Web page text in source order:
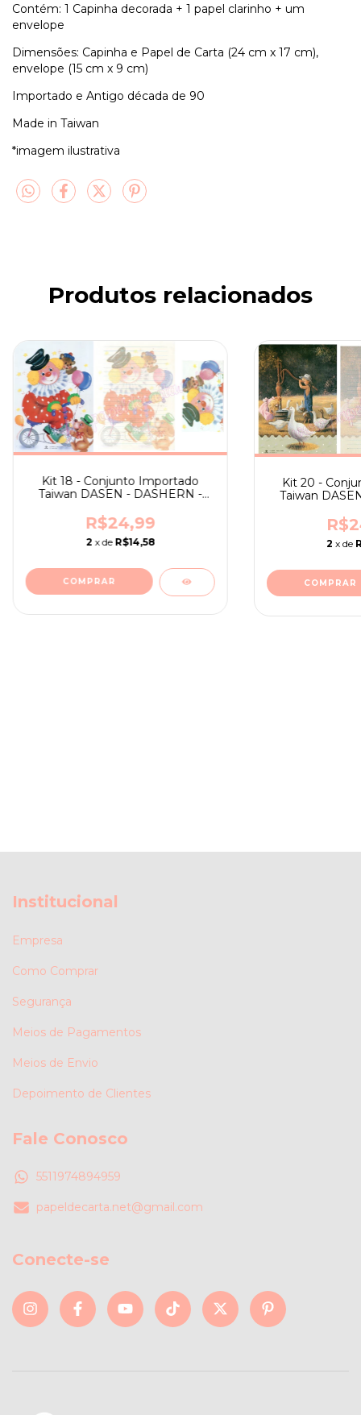
Contém: 1 Capinha decorada + 1 papel clarinho + um
envelope
Dimensões: Capinha e Papel de Carta (24 cm x 17 cm),
envelope (15 cm x 9 cm)
Importado e Antigo década de 90
Made in Taiwan
*imagem ilustrativa
Produtos relacionados
Kit 18 - Conjunto Importado
Taiwan DASEN - DASHERN -
R$24,99
2 x de R$14,58
Kit 20 -
Taiwan
2 x de
Institucional
Empresa
Como Comprar
Segurança
Meios de Pagamentos
Meios de Envio
Depoimento de Clientes
Fale Conosco
5511974894959
papeldecarta.net@gmail.com
Conecte-se